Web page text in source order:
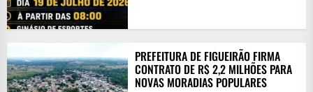
PREFEITURA DE FIGUEIRÃO FIRMA
CONTRATO DE R$ 2,2 MILHÕES PARA
NOVAS MORADIAS POPULARES